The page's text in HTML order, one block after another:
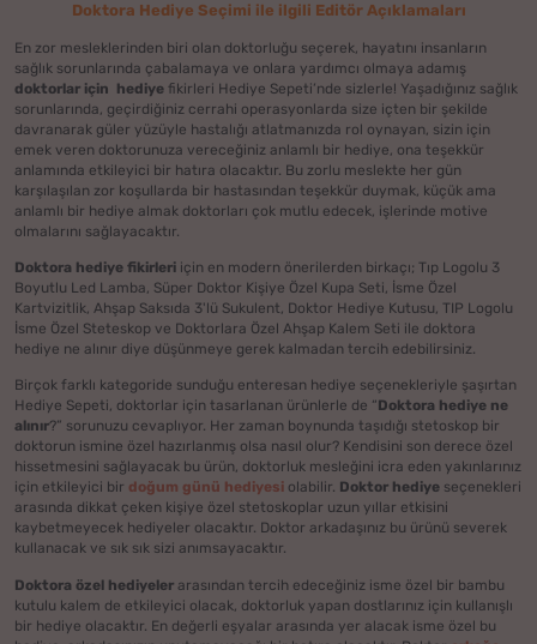
Doktora Hediye Seçimi ile ilgili Editör Açıklamaları
En zor mesleklerinden biri olan doktorluğu seçerek, hayatını insanların
sağlık sorunlarında çabalamaya ve onlara yardımcı olmaya adamış
doktorlar için hediye fikirleri Hediye Sepeti’nde sizlerle! Yaşadığınız sağlık
sorunlarında, geçirdiğiniz cerrahi operasyonlarda size içten bir şekilde
davranarak güler yüzüyle hastalığı atlatmanızda rol oynayan, sizin için
emek veren doktorunuza vereceğiniz anlamlı bir hediye, ona teşekkür
anlamında etkileyici bir hatıra olacaktır. Bu zorlu meslekte her gün
karşılaşılan zor koşullarda bir hastasından teşekkür duymak, küçük ama
anlamlı bir hediye almak doktorları çok mutlu edecek, işlerinde motive
olmalarını sağlayacaktır.
Doktora hediye fikirleri için en modern önerilerden birkaçı; Tıp Logolu 3
Boyutlu Led Lamba, Süper Doktor Kişiye Özel Kupa Seti, İsme Özel
Kartvizitlik, Ahşap Saksıda 3'lü Sukulent, Doktor Hediye Kutusu, TIP Logolu
İsme Özel Steteskop ve Doktorlara Özel Ahşap Kalem Seti ile doktora
hediye ne alınır diye düşünmeye gerek kalmadan tercih edebilirsiniz.
Birçok farklı kategoride sunduğu enteresan hediye seçenekleriyle şaşırtan
Hediye Sepeti, doktorlar için tasarlanan ürünlerle de “Doktora hediye ne
alınır?” sorunuzu cevaplıyor. Her zaman boynunda taşıdığı stetoskop bir
doktorun ismine özel hazırlanmış olsa nasıl olur? Kendisini son derece özel
hissetmesini sağlayacak bu ürün, doktorluk mesleğini icra eden yakınlarınız
için etkileyici bir doğum günü hediyesi olabilir. Doktor hediye seçenekleri
arasında dikkat çeken kişiye özel stetoskoplar uzun yıllar etkisini
kaybetmeyecek hediyeler olacaktır. Doktor arkadaşınız bu ürünü severek
kullanacak ve sık sık sizi anımsayacaktır.
Doktora özel hediyeler arasından tercih edeceğiniz isme özel bir bambu
kutulu kalem de etkileyici olacak, doktorluk yapan dostlarınız için kullanışlı
bir hediye olacaktır. En değerli eşyalar arasında yer alacak isme özel bu